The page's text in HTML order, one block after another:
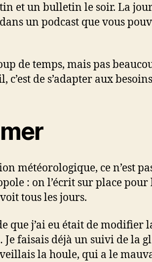
et un bulletin le soir. La
un podcast que vous
de temps, mais pas
de s’adapter aux
météorologique, ce n’est
: on l’écrit sur place pour
tous les jours.
que j’ai eu était de modifier
faisais déjà un suivi de la
la houle, qui a le